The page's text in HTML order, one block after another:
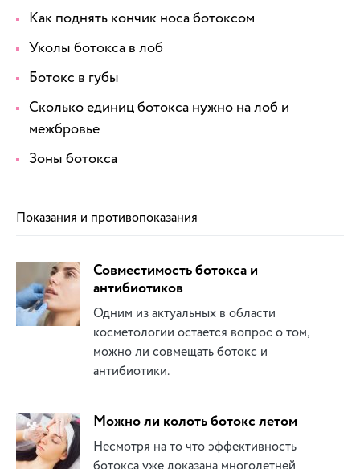
Как поднять кончик носа ботоксом
Уколы ботокса в лоб
Ботокс в губы
Сколько единиц ботокса нужно на лоб и
межбровье
Зоны ботокса
Показания и противопоказания
Совместимость ботокса и
антибиотиков
Одним из актуальных в области
косметологии остается вопрос о том,
можно ли совмещать ботокс и
антибиотики.
Можно ли колоть ботокс летом
Несмотря на то что эффективность